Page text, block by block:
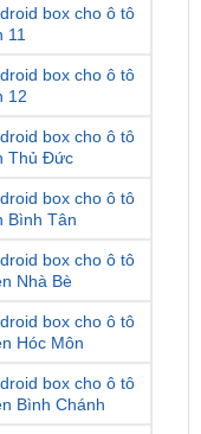
box cho ô tô
12
box cho ô tô
Thủ Đức
box cho ô tô
Bình Tân
box cho ô tô
Nhà Bè
box cho ô tô
Hóc Môn
box cho ô tô
Bình Chánh
box cho ô tô
Cần Giờ